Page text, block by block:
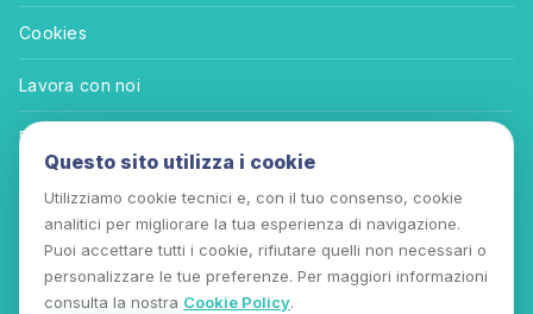
Cookies
Lavora con noi
Privacy-Policy
Termini e Condizioni
ACCREDITAMENTI
Questo sito utilizza i cookie
Utilizziamo cookie tecnici e, con il tuo consenso, cookie
analitici per migliorare la tua esperienza di navigazione.
Puoi accettare tutti i cookie, rifiutare quelli non necessari o
personalizzare le tue preferenze. Per maggiori informazioni
consulta la nostra Cookie Policy.